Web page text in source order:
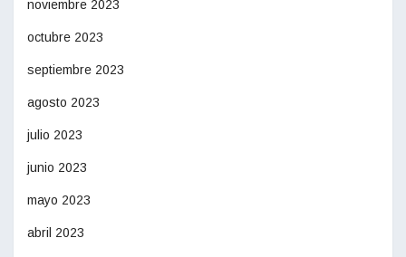
noviembre 2023
octubre 2023
septiembre 2023
agosto 2023
julio 2023
junio 2023
mayo 2023
abril 2023